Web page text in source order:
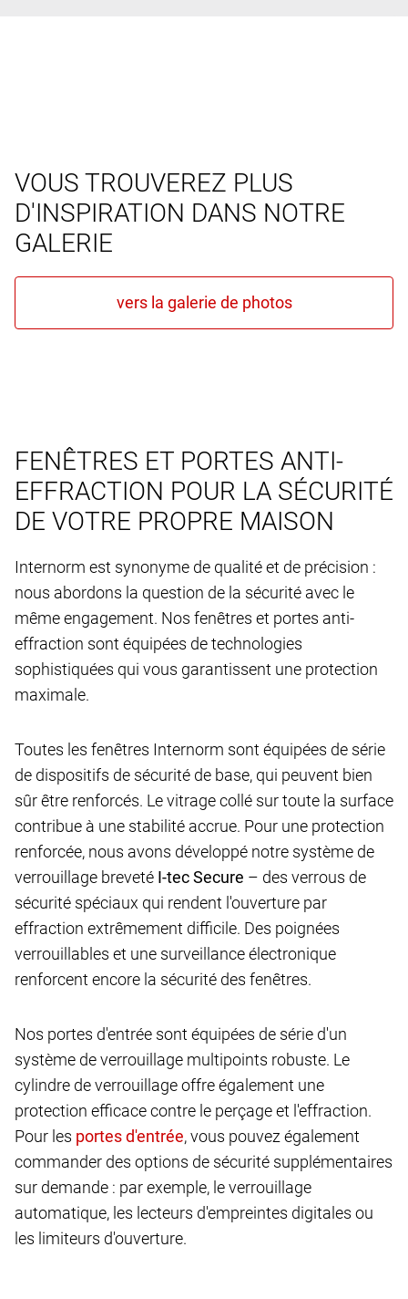
VOUS TROUVEREZ PLUS
D'INSPIRATION DANS NOTRE
GALERIE
FENÊTRES ET PORTES ANTI-
EFFRACTION POUR LA SÉCURITÉ
DE VOTRE PROPRE MAISON
Internorm est synonyme de qualité et de précision :
nous abordons la question de la sécurité avec le
même engagement. Nos fenêtres et portes anti-
effraction sont équipées de technologies
sophistiquées qui vous garantissent une protection
maximale.
Toutes les fenêtres Internorm sont équipées de série
de dispositifs de sécurité de base, qui peuvent bien
sûr être renforcés. Le vitrage collé sur toute la surface
contribue à une stabilité accrue. Pour une protection
renforcée, nous avons développé notre système de
verrouillage breveté I-tec Secure – des verrous de
sécurité spéciaux qui rendent l'ouverture par
effraction extrêmement difficile. Des poignées
verrouillables et une surveillance électronique
renforcent encore la sécurité des fenêtres.
Nos portes d'entrée sont équipées de série d'un
système de verrouillage multipoints robuste. Le
cylindre de verrouillage offre également une
protection efficace contre le perçage et l'effraction.
Pour les
, vous pouvez également
commander des options de sécurité supplémentaires
sur demande : par exemple, le verrouillage
automatique, les lecteurs d'empreintes digitales ou
les limiteurs d'ouverture.